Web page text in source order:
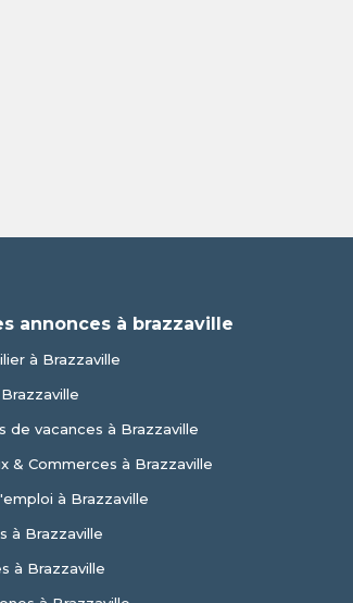
annonces à brazzaville
à Brazzaville
de vacances à Brazzaville
& Commerces à Brazzaville
à Brazzaville
à Brazzaville
à Brazzaville